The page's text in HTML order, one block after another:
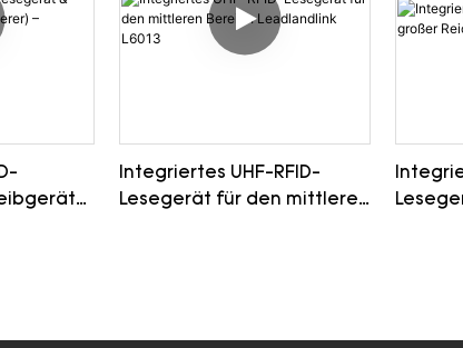
Integriertes UHF-RFID-
Lesegerät für den mittleren